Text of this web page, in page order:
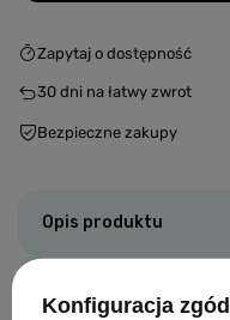
Zapytaj o dostępność
30 dni na łatwy zwrot
Bezpieczne zakupy
Opis produktu
Konfiguracja zgód